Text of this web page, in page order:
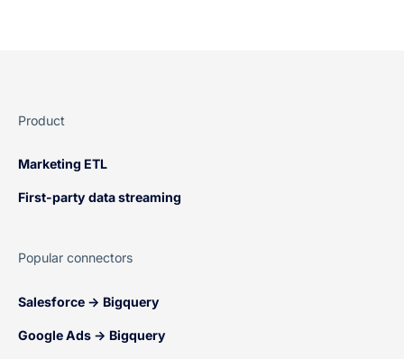
Product
Marketing ETL
First-party data streaming
Popular connectors
Salesforce → Bigquery
Google Ads → Bigquery